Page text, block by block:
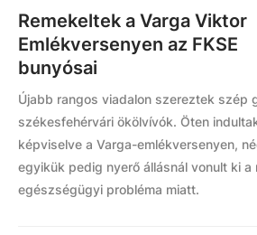
Remekeltek a Varga Viktor
Emlékversenyen az FKSE
bunyósai
Újabb rangos viadalon szereztek szép
székesfehérvári ökölvívók. Öten
képviselve a Varga-emlékversenyen,
egyikük pedig nyerő állásnál vonult ki a
egészségügyi probléma miatt.